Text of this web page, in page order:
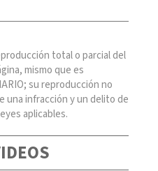
total o parcial del
mismo que es
su reproducción no
una infracción y un delito de
aplicables.